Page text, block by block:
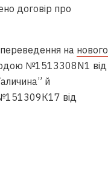
договір про
на нового
№1513308N1 від
й
від